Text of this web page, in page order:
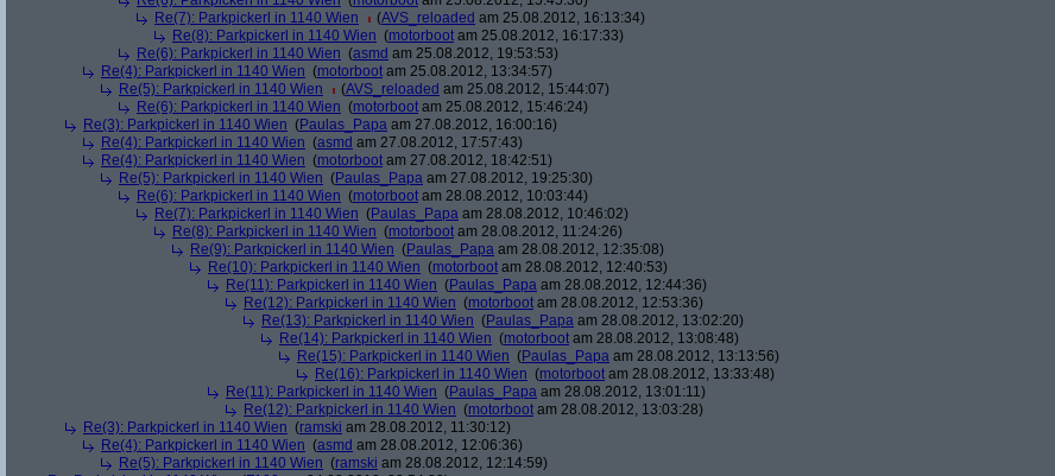
Re(7): Parkpickerl in 1140 Wien
(AVS_reloaded am 25.08.2012, 16:13:34)
Re(8): Parkpickerl in 1140 Wien (motorboot am 25.08.2012, 16:17:33)
Re(6): Parkpickerl in 1140 Wien (asmd am 25.08.2012, 19:53:53)
Re(4): Parkpickerl in 1140 Wien (motorboot am 25.08.2012, 13:34:57)
Re(5): Parkpickerl in 1140 Wien
(AVS_reloaded am 25.08.2012, 15:44:07)
Re(6): Parkpickerl in 1140 Wien (motorboot am 25.08.2012, 15:46:24)
Re(3): Parkpickerl in 1140 Wien (Paulas_Papa am 27.08.2012, 16:00:16)
Re(4): Parkpickerl in 1140 Wien (asmd am 27.08.2012, 17:57:43)
Re(4): Parkpickerl in 1140 Wien (motorboot am 27.08.2012, 18:42:51)
Re(5): Parkpickerl in 1140 Wien (Paulas_Papa am 27.08.2012, 19:25:30)
Re(6): Parkpickerl in 1140 Wien (motorboot am 28.08.2012, 10:03:44)
Re(7): Parkpickerl in 1140 Wien (Paulas_Papa am 28.08.2012, 10:46:02)
Re(8): Parkpickerl in 1140 Wien (motorboot am 28.08.2012, 11:24:26)
Re(9): Parkpickerl in 1140 Wien (Paulas_Papa am 28.08.2012, 12:35:08)
Re(10): Parkpickerl in 1140 Wien (motorboot am 28.08.2012, 12:40:53)
Re(11): Parkpickerl in 1140 Wien (Paulas_Papa am 28.08.2012, 12:44:36)
Re(12): Parkpickerl in 1140 Wien (motorboot am 28.08.2012, 12:53:36)
Re(13): Parkpickerl in 1140 Wien (Paulas_Papa am 28.08.2012, 13:02:20)
Re(14): Parkpickerl in 1140 Wien (motorboot am 28.08.2012, 13:08:48)
Re(15): Parkpickerl in 1140 Wien (Paulas_Papa am 28.08.2012, 13:13:56)
Re(16): Parkpickerl in 1140 Wien (motorboot am 28.08.2012, 13:33:48)
Re(11): Parkpickerl in 1140 Wien (Paulas_Papa am 28.08.2012, 13:01:11)
Re(12): Parkpickerl in 1140 Wien (motorboot am 28.08.2012, 13:03:28)
Re(3): Parkpickerl in 1140 Wien (ramski am 28.08.2012, 11:30:12)
Re(4): Parkpickerl in 1140 Wien (asmd am 28.08.2012, 12:06:36)
Re(5): Parkpickerl in 1140 Wien (ramski am 28.08.2012, 12:14:59)